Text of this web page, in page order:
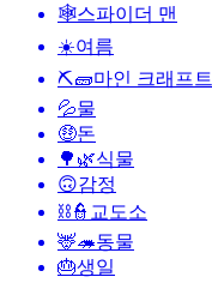
🕸️스파이더 맨
☀️여름
⛏🧱마인 크래프트
💦물
🤑돈
🌳🌿식물
🙃감정
⛓️👮 교도소
🦌🦔동물
🎂생일